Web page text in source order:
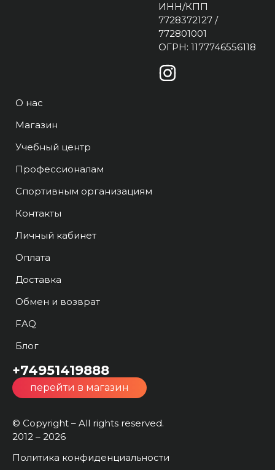
ИНН/КПП
7728372127 /
772801001
ОГРН: 1177746556118
О нас
Магазин
Учебный центр
Профессионалам
Спортивным организациям
Контакты
Личный кабинет
Оплата
Доставка
Обмен и возврат
FAQ
Блог
+74951419888
перейти в магазин
© Copyright – All rights reserved.
2012 – 2026
Политика конфиденциальности